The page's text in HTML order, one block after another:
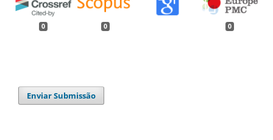
0 0 0
Enviar Submissão